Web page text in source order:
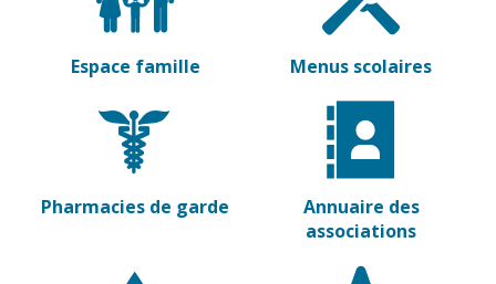
Espace famille Menus scolaires
Pharmacies de garde
Annuaire des
associations